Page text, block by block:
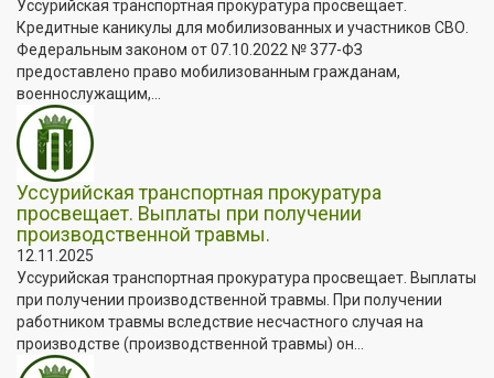
Уссурийская транспортная прокуратура просвещает.
Кредитные каникулы для мобилизованных и участников СВО.
Федеральным законом от 07.10.2022 № 377-ФЗ
предоставлено право мобилизованным гражданам,
военнослужащим,...
Уссурийская транспортная прокуратура
просвещает. Выплаты при получении
производственной травмы.
12.11.2025
Уссурийская транспортная прокуратура просвещает. Выплаты
при получении производственной травмы. При получении
работником травмы вследствие несчастного случая на
производстве (производственной травмы) он...